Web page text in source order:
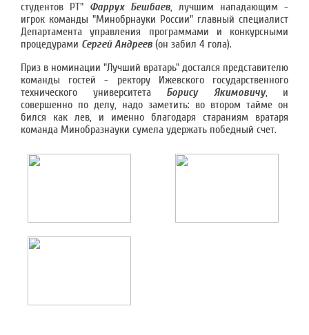
студентов РТ" Фаррух Бешбаев, лучшим нападающим -
игрок команды "Минобрнауки России" главный специалист
Департамента управления программами и конкурсными
процедурами Сергей Андреев (он забил 4 гола).
Приз в номинации "Лучший вратарь" достался представителю
команды гостей - ректору Ижевского государственного
технического университета Борису Якимовичу, и
совершенно по делу, надо заметить: во втором тайме он
бился как лев, и именно благодаря стараниям вратаря
команда Минобразнауки сумела удержать победный счет.